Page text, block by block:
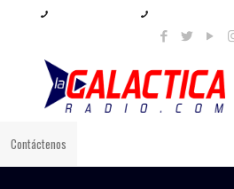
Contáctenos